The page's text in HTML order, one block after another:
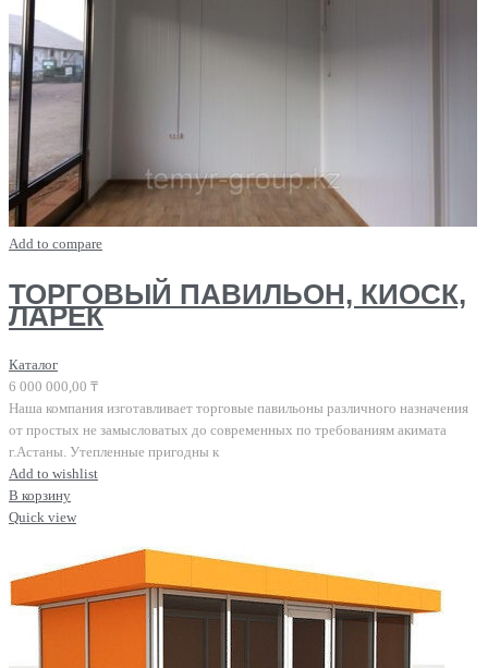
Add to compare
ТОРГОВЫЙ ПАВИЛЬОН, КИОСК,
ЛАРЕК
Каталог
6 000 000,00 ₸
Наша компания изготавливает торговые павильоны различного назначения
от простых не замысловатых до современных по требованиям акимата
г.Астаны. Утепленные пригодны к
Add to wishlist
В корзину
Quick view